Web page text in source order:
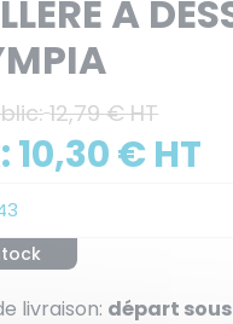
À
12,79 € HT
10,30 € HT
livraison: départ